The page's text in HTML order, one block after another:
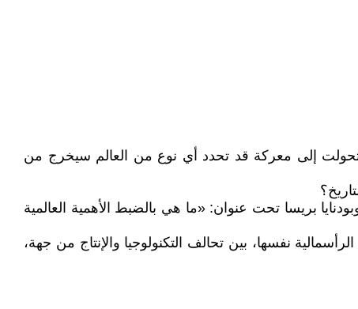
إلى معركة قد تحدد أي نوع من العالم سيخرج من
بريسا تحت عنوان: «ما هي بالضبط الأهمية العالمية
نفسها، بين تحالف التكنولوجيا والإنتاج من جهة،